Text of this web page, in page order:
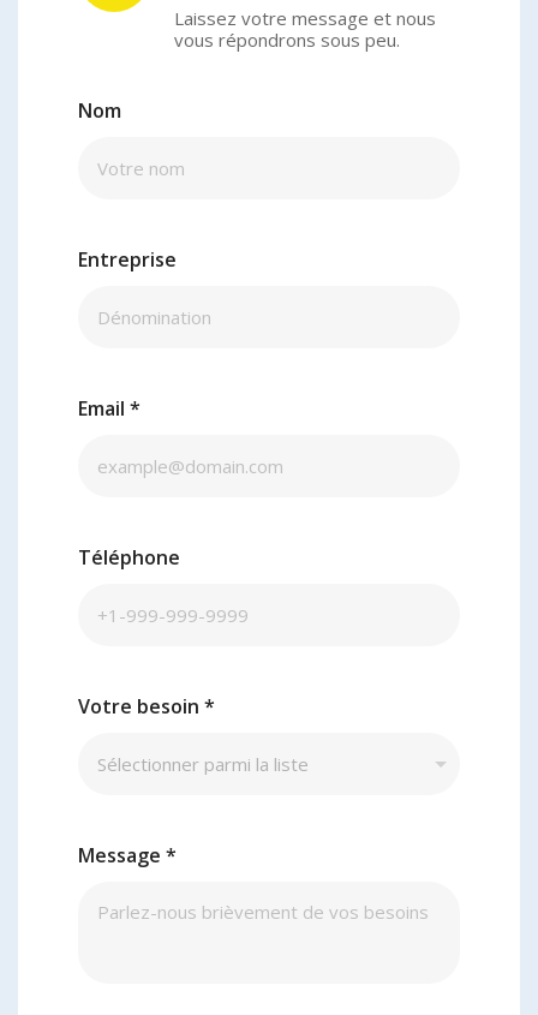
Laissez votre message et nous
vous répondrons sous peu.
Nom
Entreprise
Email *
Téléphone
Votre besoin *
Message *